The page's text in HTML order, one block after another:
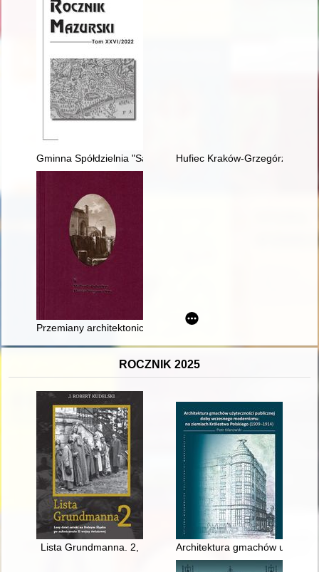
Gminna Spółdzielnia "Samopomoc Chłopska" w Szczytnie
Hufiec Kraków-Grzegórzki w
Przemiany architektoniczne zamku malborskiego w latach
ROCZNIK 2025
Lista Grundmanna. 2, Architektura gmachów